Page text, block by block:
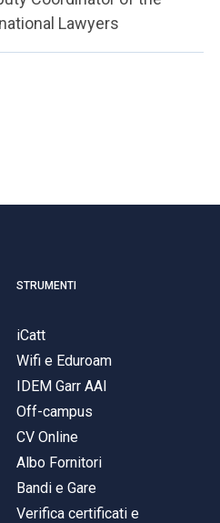
Lawyers
STRUMENTI
iCatt
Wifi e Eduroam
IDEM Garr AAI
Off-campus
CV Online
Albo Fornitori
Bandi e Gare
Verifica certificati e